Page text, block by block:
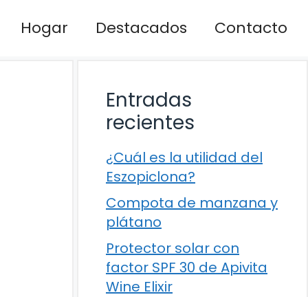
Hogar Destacados Contacto
Entradas
recientes
¿Cuál es la utilidad del
Eszopiclona?
Compota de manzana y
plátano
Protector solar con
factor SPF 30 de Apivita
Wine Elixir